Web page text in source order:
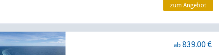
zum Angebot
ab 839.00 €